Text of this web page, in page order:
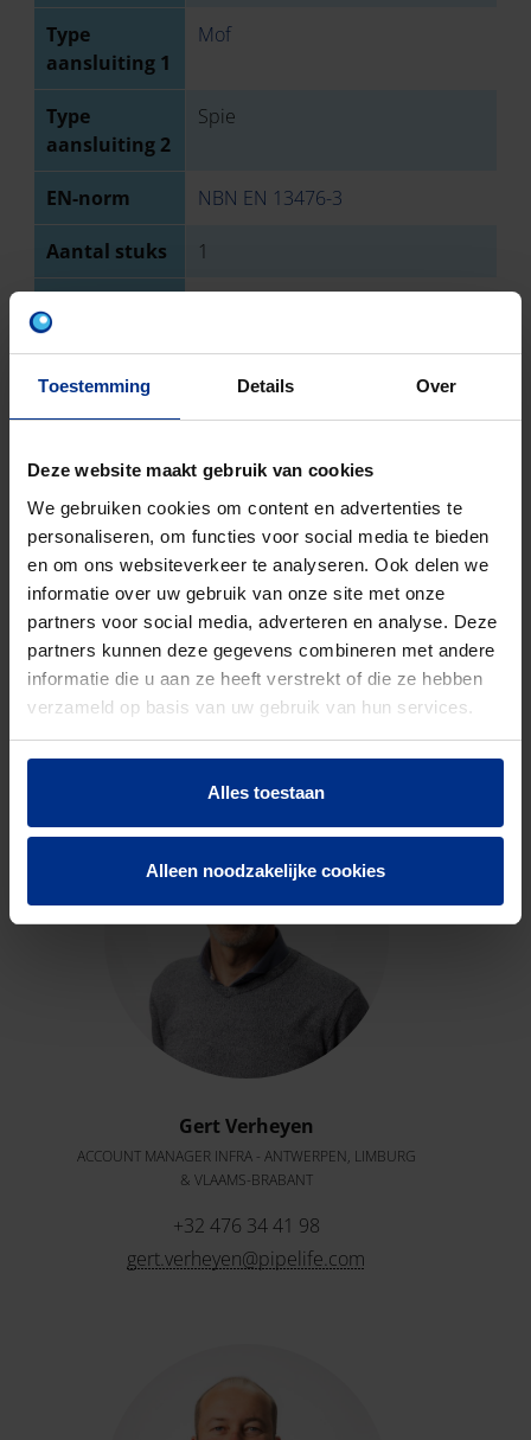
Toestemming Details Over
Deze website maakt gebruik van cookies
We gebruiken cookies om content en advertenties te
personaliseren, om functies voor social media te bieden
en om ons websiteverkeer te analyseren. Ook delen we
informatie over uw gebruik van onze site met onze
partners voor social media, adverteren en analyse. Deze
partners kunnen deze gegevens combineren met andere
informatie die u aan ze heeft verstrekt of die ze hebben
verzameld op basis van uw gebruik van hun services.
Alles toestaan
Alleen noodzakelijke cookies
Type
aansluiting 1
Mof
Type
aansluiting 2
Spie
EN-norm NBN EN 13476-3
Aantal stuks 1
gewicht
Discount
code
DOWNLOADS
CONTACTEER ONS
informatie.
Gert Verheyen
ACCOUNT MANAGER INFRA - ANTWERPEN, LIMBURG
& VLAAMS-BRABANT
+32 476 34 41 98
gert.verheyen@pipelife.com